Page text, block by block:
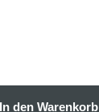
In den Warenkorb